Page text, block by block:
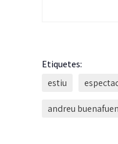
Etiquetes:
estiu
andreu